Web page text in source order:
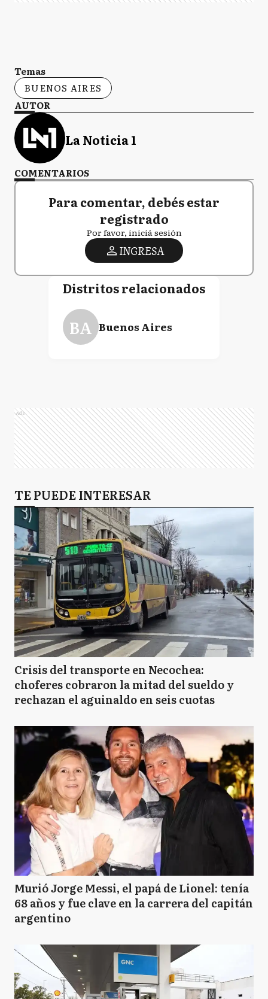
Temas
BUENOS AIRES
AUTOR
La Noticia 1
COMENTARIOS
Para comentar, debés estar
registrado
Por favor, iniciá sesión
INGRESA
Distritos relacionados
BA Buenos Aires
Ads
TE PUEDE INTERESAR
Crisis del transporte en Necochea:
choferes cobraron la mitad del sueldo y
rechazan el aguinaldo en seis cuotas
Murió Jorge Messi, el papá de Lionel: tenía
68 años y fue clave en la carrera del capitán
argentino